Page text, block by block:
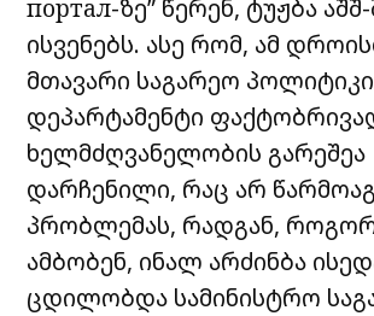
портал-ზე” წერენ, ტუჟბა
ისვენებს. ასე რომ, ამ
მთავარი საგარეო
დეპარტამენტი
ხელმძღვანელობის გარეშეა
დარჩენილი, რაც არ
პრობლემას, რადგან,
ამბობენ, ინალ არძინბა
ცდილობდა სამინისტრო